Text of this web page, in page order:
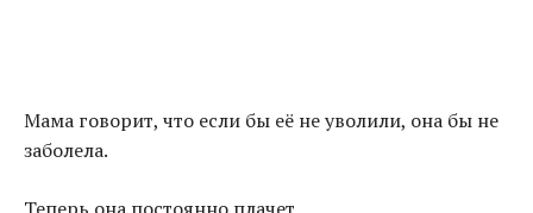
Мама говорит, что если бы её не уволили, она бы не
заболела.